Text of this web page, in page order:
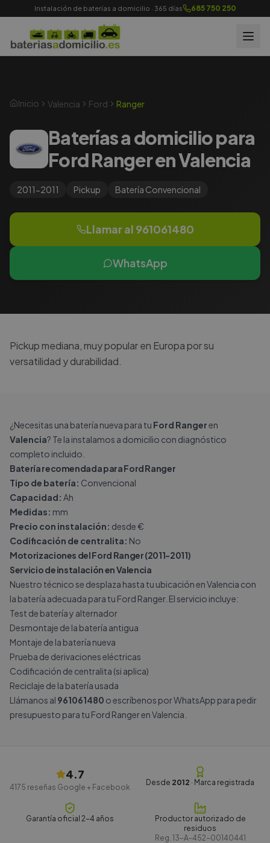
Instalación de baterías a domicilio · 365 días 685 750 250
Inicio Valencia Ford Ranger
Baterías a domicilio para
Ford Ranger en Valencia
2011-2011 Pickup Batería Convencional
Llamar al 961061480
WhatsApp
Pickup mediana, muy popular en Europa por su
versatilidad y durabilidad.
¿Necesitas una batería nueva para tu Ford Rangeren
Valencia? Te la instalamos a domicilio con diagnóstico
completo incluido.
Batería recomendada para Ford Ranger
Tipo de batería: Convencional
Capacidad: Ah
Medidas: mm
Precio con instalación: desde €
Codificación de centralita: No
Motorizaciones del Ford Ranger (2011-2011)
Servicio de instalación en Valencia
Nuestro técnico se desplaza hasta tu ubicación en Valencia con
la batería adecuada para tu Ford Ranger. El servicio incluye:
Test de batería y alternador
Desmontaje de la batería antigua
Montaje de la batería nueva
Prueba de derivaciones eléctricas
Codificación de centralita (si aplica)
Reciclaje de la batería usada
Llámanos al 961061480 o escríbenos porWhatsApp para pedir
presupuesto para tu Ford Ranger en Valencia.
4.7
4175 reseñas Google + Facebook
Desde 2012 · Marca registrada
Garantía oficial 2-4 años
Productor autorizado de
residuos
Reg. 13-A-452-00140441